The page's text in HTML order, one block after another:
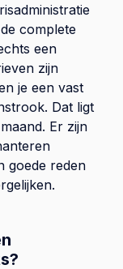
complete
een
zijn
je een vast
Dat ligt
Er zijn
goede reden